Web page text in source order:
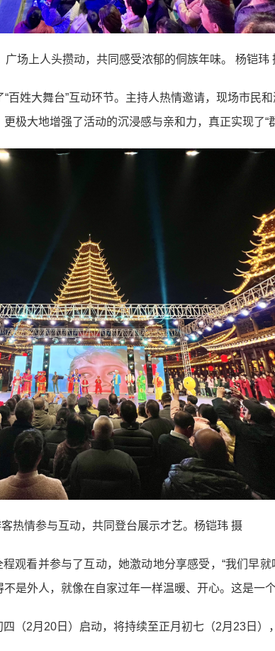
广场上人头攒动，共同感受浓郁的侗族年味。 杨铠玮
百姓大舞台”互动环节。主持人热情邀请，现场市民
极大地增强了活动的沉浸感与亲和力，真正实现了“
热情参与互动，共同登台展示才艺。杨铠玮 摄
观看并参与了互动，她激动地分享感受，“我们早
是外人，就像在自家过年一样温暖、开心。这是一
（2月20日）启动，将持续至正月初七（2月23日）